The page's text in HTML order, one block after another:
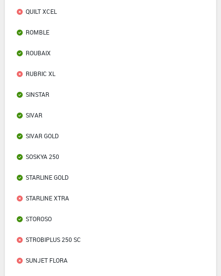
QUILT XCEL
ROMBLE
ROUBAIX
RUBRIC XL
SINSTAR
SIVAR
SIVAR GOLD
SOSKYA 250
STARLINE GOLD
STARLINE XTRA
STOROSO
STROBIPLUS 250 SC
SUNJET FLORA